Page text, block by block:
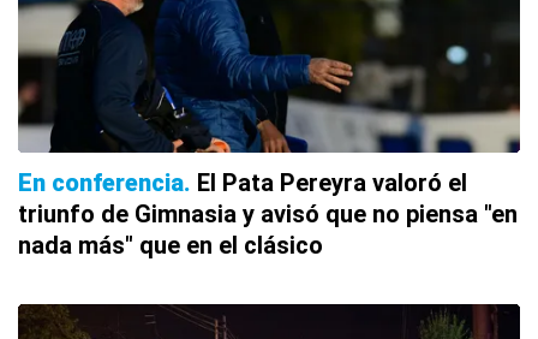
En conferencia El Pata Pereyra valoró el
triunfo de Gimnasia y avisó que no piensa "en
nada más" que en el clásico